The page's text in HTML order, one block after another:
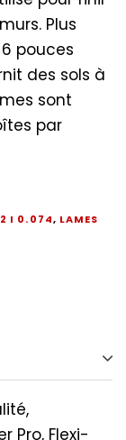
Plus
pouces
des sols à
sont
par
I 0.074, LAMES
Pro, Flexi-